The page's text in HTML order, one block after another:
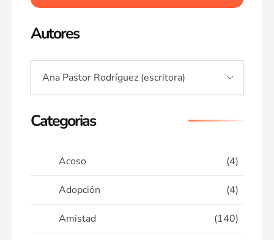
Autores
Categorias
Acoso (4)
Adopción (4)
Amistad (140)